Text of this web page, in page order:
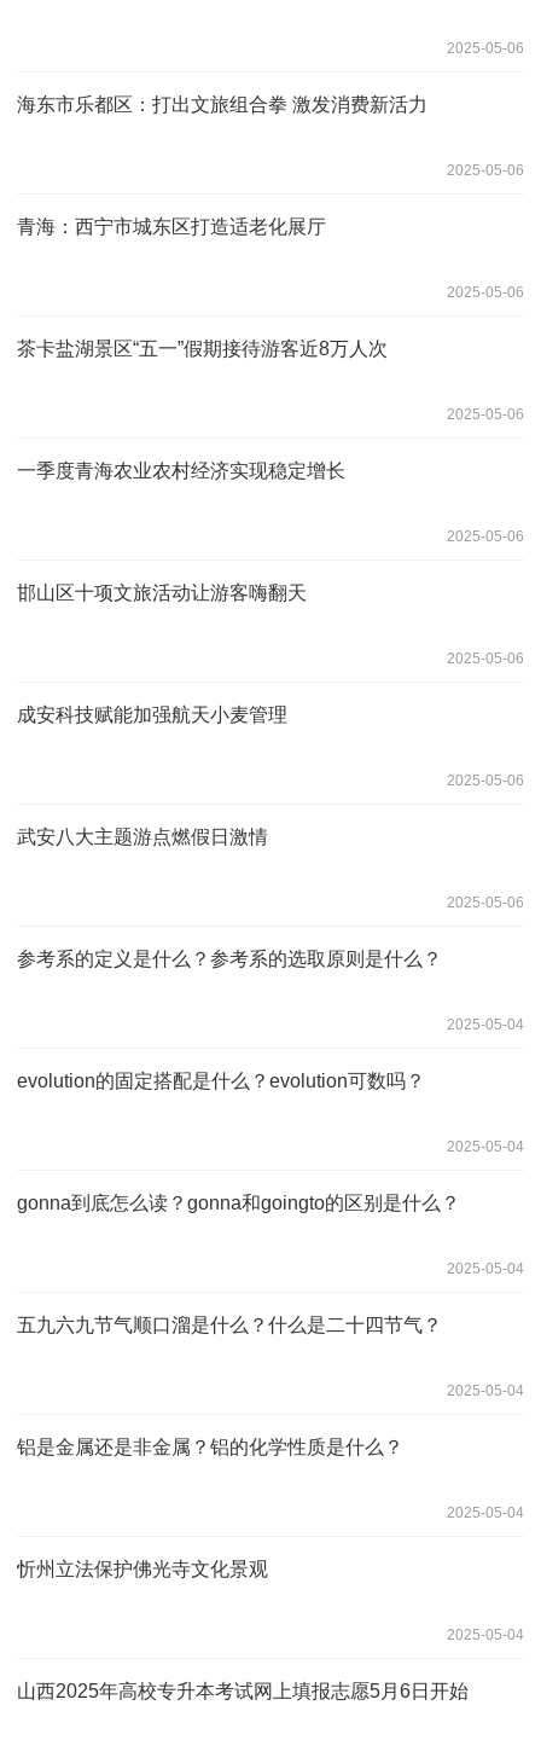
2025-05-06
海东市乐都区：打出文旅组合拳 激发消费新活力
2025-05-06
青海：西宁市城东区打造适老化展厅
2025-05-06
茶卡盐湖景区“五一”假期接待游客近8万人次
2025-05-06
一季度青海农业农村经济实现稳定增长
2025-05-06
邯山区十项文旅活动让游客嗨翻天
2025-05-06
成安科技赋能加强航天小麦管理
2025-05-06
武安八大主题游点燃假日激情
2025-05-06
参考系的定义是什么？参考系的选取原则是什么？
2025-05-04
evolution的固定搭配是什么？evolution可数吗？
2025-05-04
gonna到底怎么读？gonna和goingto的区别是什么？
2025-05-04
五九六九节气顺口溜是什么？什么是二十四节气？
2025-05-04
铝是金属还是非金属？铝的化学性质是什么？
2025-05-04
忻州立法保护佛光寺文化景观
2025-05-04
山西2025年高校专升本考试网上填报志愿5月6日开始